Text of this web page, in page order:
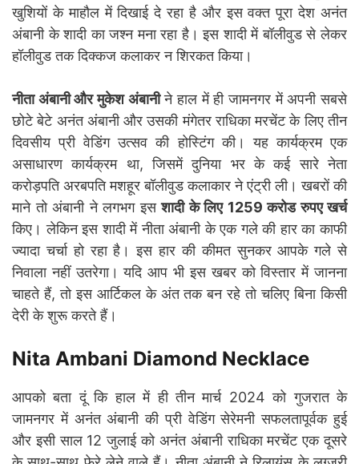
खुशियों के माहौल में दिखाई दे रहा है और इस वक्त पूरा देश अनंत
अंबानी के शादी का जश्न मना रहा है। इस शादी में बॉलीवुड से लेकर
हॉलीवुड तक दिक्कज कलाकर न शिरकत किया।
नीता अंबानी और मुकेश अंबानीने हाल में ही जामनगर में अपनी सबसे
छोटे बेटे अनंत अंबानी और उसकी मंगेतर राधिका मरचेंट के लिए तीन
दिवसीय प्री वेडिंग उत्सव की होस्टिंग की। यह कार्यक्रम एक
असाधारण कार्यक्रम था, जिसमें दुनिया भर के कई सारे नेता
करोड़पति अरबपति मशहूर बॉलीवुड कलाकार ने एंट्री ली। खबरों की
माने तो अंबानी ने लगभग इसशादी के लिए 1259 करोड रुपए खर्च
किए। लेकिन इस शादी में नीता अंबानी के एक गले की हार का काफी
ज्यादा चर्चा हो रहा है। इस हार की कीमत सुनकर आपके गले से
निवाला नहीं उतरेगा। यदि आप भी इस खबर को विस्तार में जानना
चाहते हैं, तो इस आर्टिकल के अंत तक बन रहे तो चलिए बिना किसी
देरी के शुरू करते हैं।
Nita Ambani Diamond Necklace
आपको बता दूं कि हाल में ही तीन मार्च 2024 को गुजरात के
जामनगर में अनंत अंबानी की प्री वेडिंग सेरेमनी सफलतापूर्वक हुई
और इसी साल 12 जुलाई को अनंत अंबानी राधिका मरचेंट एक दूसरे